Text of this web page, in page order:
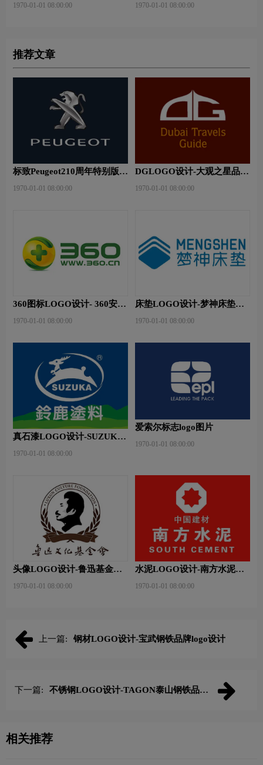
1970-01-01 08:00:00 1970-01-01 08:00:00
推荐文章
标致Peugeot210周年特别版新
1970-01-01 08:00:00
DGLOGO设计-大观之星品牌
1970-01-01 08:00:00
360图标LOGO设计- 360安全
1970-01-01 08:00:00
床垫LOGO设计-梦神床垫品
1970-01-01 08:00:00
真石漆LOGO设计-SUZUKA
1970-01-01 08:00:00
爱索尔标志logo图片
1970-01-01 08:00:00
头像LOGO设计-鲁迅基金会
1970-01-01 08:00:00
水泥LOGO设计-南方水泥品
1970-01-01 08:00:00
上一篇: 钢材LOGO设计-宝武钢铁品牌logo设计
下一篇:
不锈钢LOGO设计-TAGON泰山钢铁品牌
相关推荐